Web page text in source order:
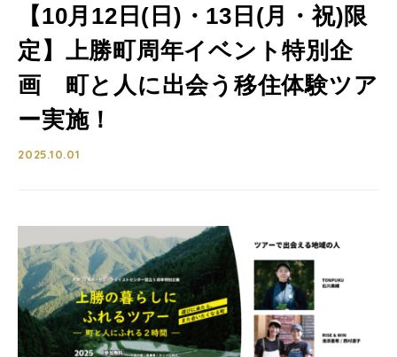
【10月12日(日)・13日(月・祝)限
定】上勝町周年イベント特別企
画 町と人に出会う移住体験ツア
ー実施！
2025.10.01